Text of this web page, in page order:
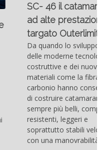
SC- 46 il catamarano
ad alte prestazioni
targato Outerlimits.
Da quando lo sviluppo
delle moderne tecnologie
costruttive e dei nuovi
materiali come la fibra di
carbonio hanno consentito
di costruire catamarani
sempre più belli, compatti,
resistenti, leggeri e
soprattutto stabili veloci
con una manovrabilità...